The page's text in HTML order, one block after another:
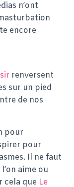
n’ont
encore
renversent
sur un pied
de nos
pour
pour
Il ne faut
aime ou
cela que Le